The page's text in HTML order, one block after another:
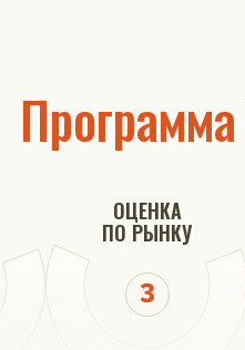
Программа
ОЦЕНКА
ПО РЫНКУ